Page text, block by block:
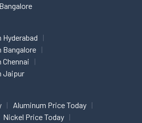
Hyderabad
Bangalore
Chennai
Jaipur
Aluminum Price Today
Nickel Price Today